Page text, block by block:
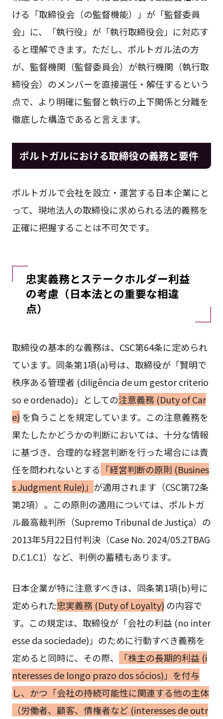
ける「取締役会（の監督機能）」が「監督委員
会」に、「執行役」が「執行取締役会」に対応す
ると理解できます。ただし、ポルトガル法の方
が、監督機関（監督委員会）が執行機関（執行取
締役会）のメンバーを直接選任・解任するという
点で、より明確に監督と執行の上下関係と分離を
徹底した構造であると言えます。
ポルトガルにおける取締役の義務と要件
ポルトガルで会社を設立・運営する日本企業にと
って、現地法人の取締役に求められる法的義務を
正確に把握することは不可欠です。
忠実義務とステークホルダー利益
の考慮（日本法との重要な相違
点）
取締役の基本的な義務は、CSC第64条に定められ
ています。同条第1項(a)号は、取締役が「賢明で
秩序ある管理者 (diligência de um gestor criterio
so e ordenado)」としての注意義務 (Duty of Car
e) を負うことを規定しています。この注意義務を
果たしたかどうかの判断においては、十分な情報
に基づき、合理的な経営判断を行った場合には責
任を問われないとする 「経営判断の原則 (Busines
s Judgment Rule)」 が適用されます（CSC第72条
第2項）。この原則の適用については、ポルトガ
ル最高裁判所（Supremo Tribunal de Justiça）の
2013年5月22日付判決（Case No. 2024/05.2TBAG
D.C1.C1）など、判例の蓄積もあります。
日本企業が特に注意すべきは、同条第1項(b)号に
定められた忠実義務 (Duty of Loyalty) の内容で
す。この規定は、取締役が「会社の利益 (no inter
esse da sociedade)」のために行動すべき義務を
定めると同時に、その際、
「株主の長期的利益 (i
nteresses de longo prazo dos sócios)」を付与
し、かつ「会社の持続可能性に関連する他の主体
（労働者、顧客、債権者など (interesses de outr